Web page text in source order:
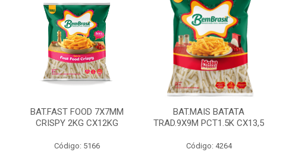
BAT.FAST FOOD 7X7MM
CRISPY 2KG CX12KG
Código: 5166
BAT.MAIS BATATA
TRAD.9X9M PCT1.5K CX13,5
Código: 4264